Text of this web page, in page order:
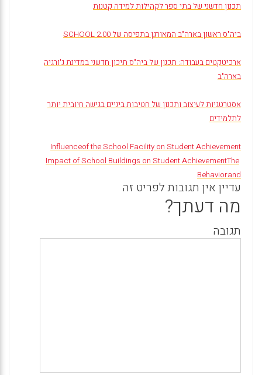
תכנון חדשני של בתי ספר לקהילות למידה קטנות
ביה"ס ראשון בארה"ב המאורגן בתפיסה שלSCHOOL 2.00
ארכיטקטים בעבודה: תכנון של ביה"ס תיכון חדשני במדינת ג'ורגיה
בארה"ב
אסטרטגיות לעיצוב ותכנון של חטיבות ביניים בגישה חיובית יותר
לתלמידים
Influenceof the School Facility on Student Achievement
The
Impact of School Buildings on Student Achievement
and
Behavior
עדיין אין תגובות לפריט זה
מה דעתך?
תגובה